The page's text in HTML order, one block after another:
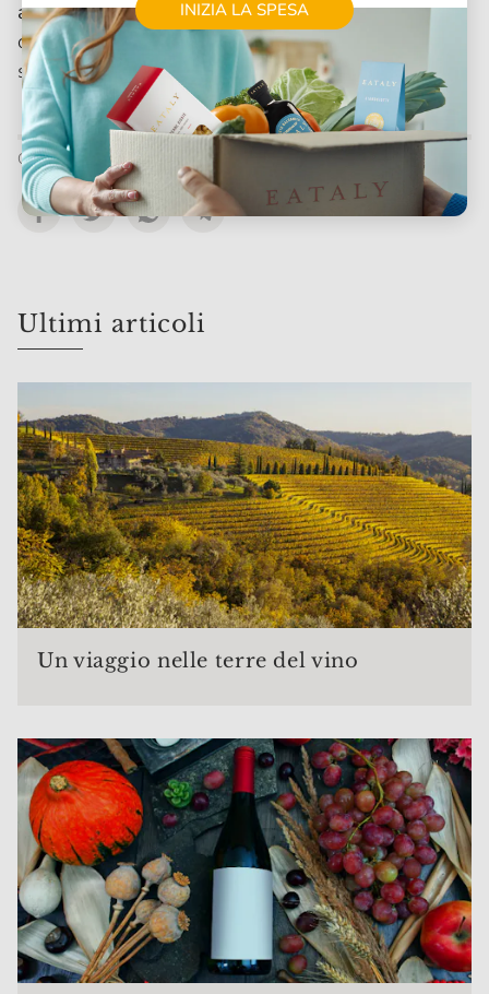
autunnali, o alle calde zuppe a base di legumi,
cereali e verdure, perfette da gustare all'arrivo della
stagione fredda. Delle delizie tutte da assaporare!
Condividi
Ultimi articoli
Un viaggio nelle terre del vino
INIZIA LA SPESA